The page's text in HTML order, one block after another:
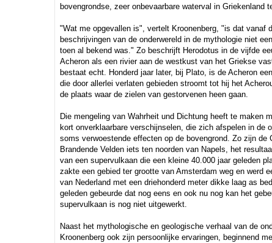
bovengrondse, zeer onbevaarbare waterval in Griekenland
"Wat me opgevallen is", vertelt Kroonenberg, "is dat vanaf
beschrijvingen van de onderwereld in de mythologie niet
toen al bekend was." Zo beschrijft Herodotus in de vijfde
Acheron als een rivier aan de westkust van het Griekse
bestaat echt. Honderd jaar later, bij Plato, is de Acheron
die door allerlei verlaten gebieden stroomt tot hij het
de plaats waar de zielen van gestorvenen heen gaan.
Die mengeling van Wahrheit und Dichtung heeft te maken
kort onverklaarbare verschijnselen, die zich afspelen in de
soms verwoestende effecten op de bovengrond. Zo zijn de
Brandende Velden iets ten noorden van Napels, het
van een supervulkaan die een kleine 40.000 jaar geleden
zakte een gebied ter grootte van Amsterdam weg en werd
van Nederland met een driehonderd meter dikke laag as
geleden gebeurde dat nog eens en ook nu nog kan het
supervulkaan is nog niet uitgewerkt.
Naast het mythologische en geologische verhaal van de
Kroonenberg ook zijn persoonlijke ervaringen, beginnend